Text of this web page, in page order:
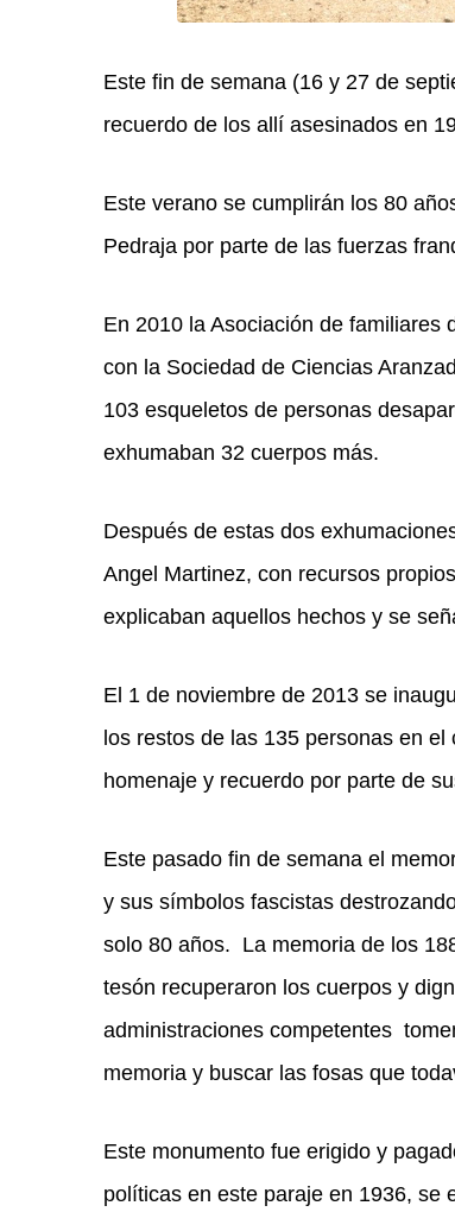
Este fin de semana (16 y 27 de
recuerdo de los allí asesinados en
Este verano se cumplirán los 80
Pedraja por parte de las fuerzas
En 2010 la Asociación de familiares
con la Sociedad de Ciencias
103 esqueletos de personas
exhumaban 32 cuerpos más.
Después de estas dos
Angel Martinez, con recursos
explicaban aquellos hechos y se
El 1 de noviembre de 2013 se
los restos de las 135 personas en
homenaje y recuerdo por parte de
Este pasado fin de semana el
y sus símbolos fascistas
solo 80 años. La memoria de los
tesón recuperaron los cuerpos y
administraciones competentes
memoria y buscar las fosas que
Este monumento fue erigido y
políticas en este paraje en 1936, se